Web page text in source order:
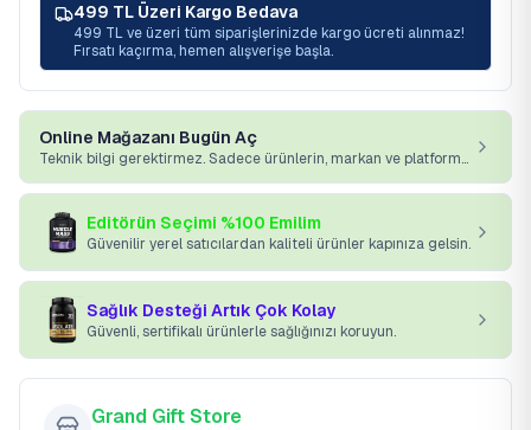
499 TL Üzeri Kargo Bedava
499 TL ve üzeri tüm siparişlerinizde kargo ücreti alınmaz!
Fırsatı kaçırma, hemen alışverişe başla.
Online Mağazanı Bugün Aç
Teknik bilgi gerektirmez. Sadece ürünlerin, markan ve platformumuz yeterli.
Editörün Seçimi %100 Emilim
Güvenilir yerel satıcılardan kaliteli ürünler kapınıza gelsin.
Sağlık Desteği Artık Çok Kolay
Güvenli, sertifikalı ürünlerle sağlığınızı koruyun.
Grand Gift Store